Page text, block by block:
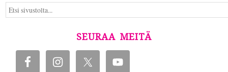
SEURAA MEITÄ